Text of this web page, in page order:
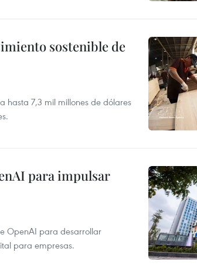
sostenible de
hasta 7,3 mil millones de dólares
para impulsar
OpenAI para desarrollar
para empresas.